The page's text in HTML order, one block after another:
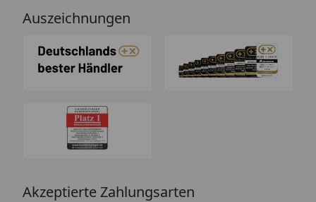
Auszeichnungen
Akzeptierte Zahlungsarten